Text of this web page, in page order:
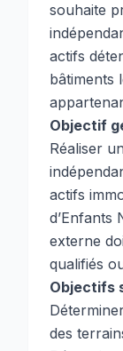
souhaite
actifs
bâtiments
Objectif
Réaliser
actifs
d’Enfants
externe
qualifiés
Objectifs
des